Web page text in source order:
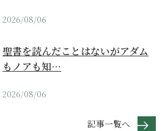
2026/08/06
聖書を読んだことはないがアダム
もノアも知…
2026/08/06
記事一覧へ